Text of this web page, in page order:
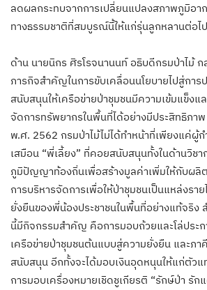
ลดผลกระทบจากการเปลี่ยนแปลงสภาพภูมิอา
ทางธรรมชาติที่สมบูรณ์นี้ให้แก่รุ่นลูกหลานต่อไป
ด้าน นายนิกร ศิรโรจนานนท์ อธิบดีกรมป่าไม้ ก
ภารกิจสำคัญในการขับเคลื่อนนโยบายไปสู่การ
สนับสนุนให้เครือข่ายป่าชุมชนมีความเข้มแข็งแ
จัดการทรัพยากรในพื้นที่ได้อย่างมีประสิทธิภา
พ.ศ. 2562 กรมป่าไม้ไม่ได้ทำหน้าที่เพียงแค่ผู้
เสมือน “พี่เลี้ยง” ที่คอยสนับสนุนทั้งในด้านวิชา
ภูมิปัญญาท้องถิ่นเพื่อสร้างมูลค่าเพิ่มให้กับผลิ
การบริหารจัดการเพื่อให้ป่าชุมชนเป็นแหล่งรา
ยั่งยืนของพี่น้องประชาชนในพื้นที่อย่างแท้จริง
นี้มีกิจกรรมสำคัญ คือการมอบถ้วยและโล่ประ
เครือข่ายป่าชุมชนต้นแบบสู่ความยั่งยืน และภา
สนับสนุน อีกทั้งจะได้มอบเงินอุดหนุนให้แก่ตัวแ
การมอบเครื่องหมายเชิดชูเกียรติ “รักษ์ป่า รั